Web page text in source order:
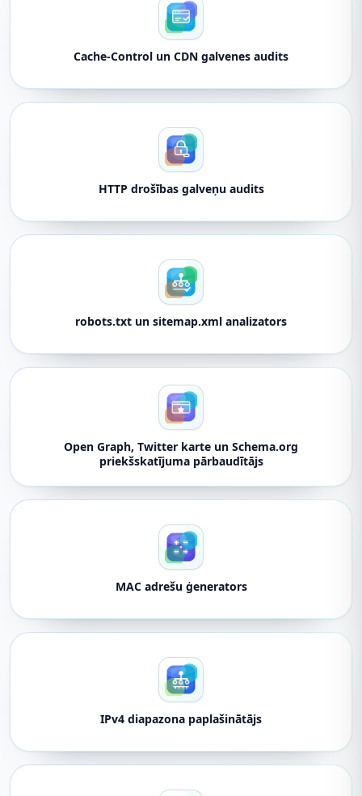
Cache-Control un CDN galvenes audits
HTTP drošības galveņu audits
robots.txt un sitemap.xml analizators
Open Graph, Twitter karte un Schema.org
priekšskatījuma pārbaudītājs
MAC adrešu ģenerators
IPv4 diapazona paplašinātājs